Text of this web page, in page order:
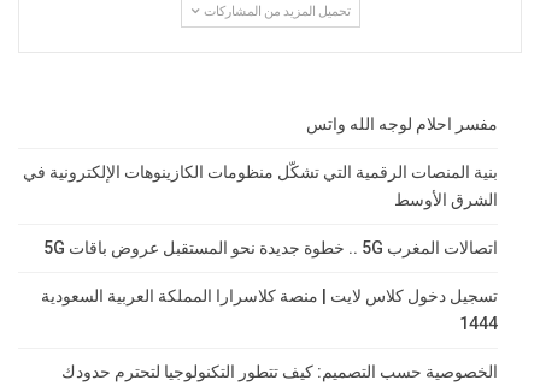
تحميل المزيد من المشاركات
مفسر احلام لوجه الله واتس
بنية المنصات الرقمية التي تشكّل منظومات الكازينوهات الإلكترونية في
الشرق الأوسط
اتصالات المغرب 5G .. خطوة جديدة نحو المستقبل عروض باقات 5G
تسجيل دخول كلاس لايت | منصة كلاسرارا المملكة العربية السعودية
1444
الخصوصية حسب التصميم: كيف تتطور التكنولوجيا لتحترم حدودك